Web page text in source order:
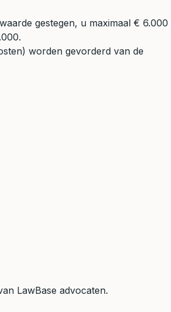
gestegen, u maximaal € 6.000
worden gevorderd van de
LawBase advocaten.